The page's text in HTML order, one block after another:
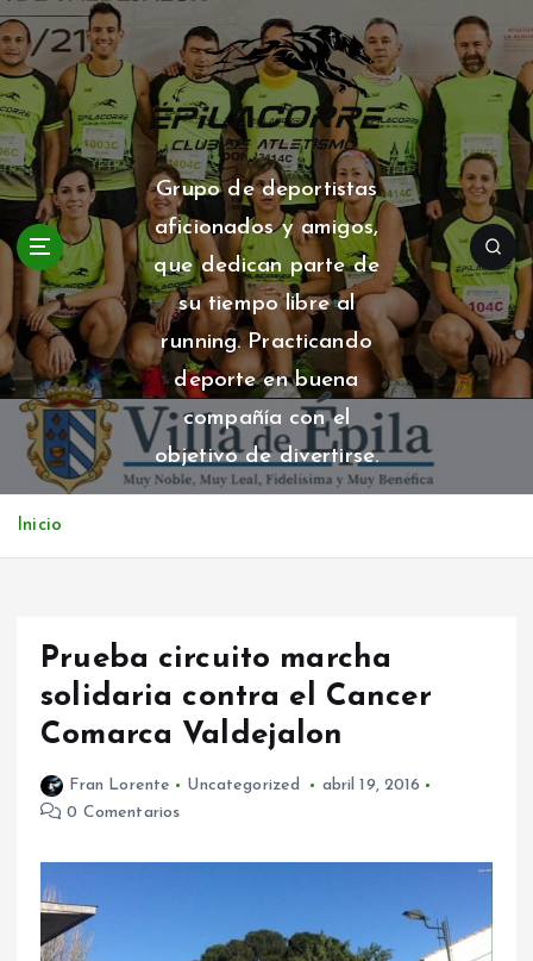
S
a
l
t
a
r
a
l
e
n
i
Grupo de deportistas
aficionados y amigos,
que dedican parte de
su tiempo libre al
running. Practicando
deporte en buena
compañía con el
objetivo de divertirse.
Inicio
Prueba circuito marcha
solidaria contra el Cancer
Comarca Valdejalon
Fran Lorente Uncategorized
abril 19, 2016
0 Comentarios